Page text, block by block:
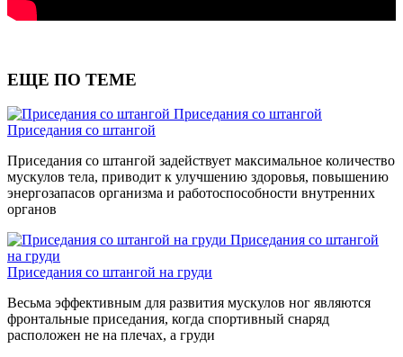
ЕЩЕ ПО ТЕМЕ
Приседания со штангой
Приседания со штангой
Приседания со штангой задействует максимальное количество
мускулов тела, приводит к улучшению здоровья, повышению
энергозапасов организма и работоспособности внутренних
органов
Приседания со штангой
на груди
Приседания со штангой на груди
Весьма эффективным для развития мускулов ног являются
фронтальные приседания, когда спортивный снаряд
расположен не на плечах, а груди